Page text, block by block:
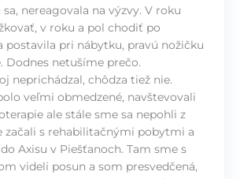
nereagovala na výzvy. V roku
v roku a pol chodiť po
postavila pri nábytku, pravú nožičku
Dodnes netušíme prečo.
neprichádzal, chôdza tiež nie.
veľmi obmedzené, navštevovali
ale stále sme sa nepohli z
začali s rehabilitačnými pobytmi a
Axisu v Piešťanoch. Tam sme s
videli posun a som presvedčená,